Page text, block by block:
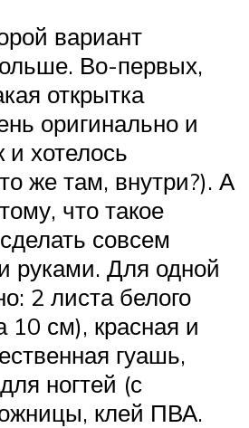
вариант
Во-первых,
открытка
оригинально и
и хотелось
же там, внутри?). А
что такое
совсем
руками. Для одной
2 листа белого
10 см), красная и
гуашь,
ногтей (с
клей ПВА.